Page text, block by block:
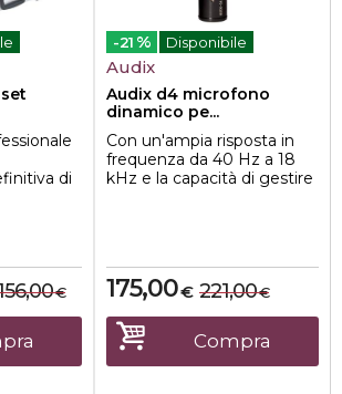
di
€
-21 % Disponibile
Audix
Audix d4 microfono
dinamico pe...
Con un'ampia risposta in
frequenza da 40 Hz a 18
kHz e la capacità di gestire
€
175,00 €
221,00
Compra